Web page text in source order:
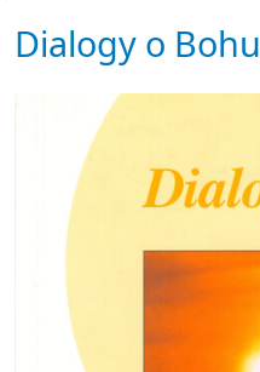
Dialogy o Bohu